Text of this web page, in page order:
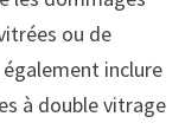
ou de
inclure
à double vitrage